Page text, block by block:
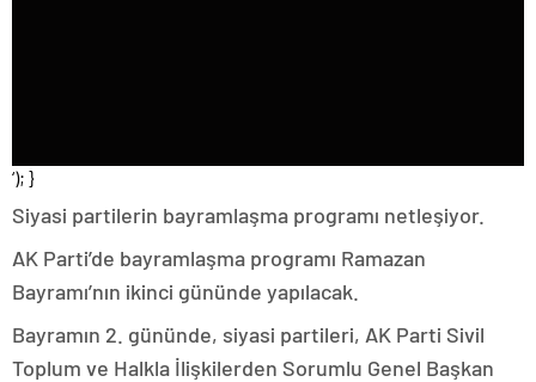
‘); }
Siyasi partilerin bayramlaşma programı netleşiyor.
AK Parti’de bayramlaşma programı Ramazan
Bayramı’nın ikinci gününde yapılacak.
Bayramın 2. gününde, siyasi partileri, AK Parti Sivil
Toplum ve Halkla İlişkilerden Sorumlu Genel Başkan